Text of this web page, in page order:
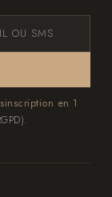
OU SMS
en 1